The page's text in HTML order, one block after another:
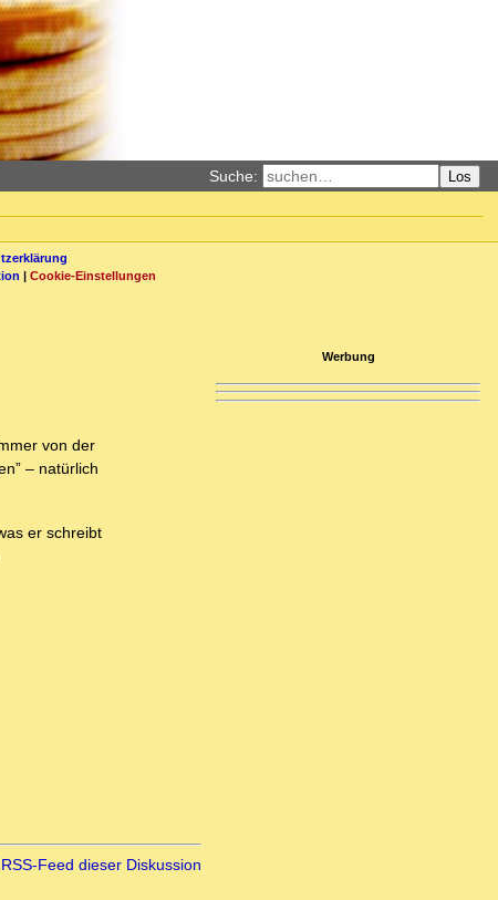
Suche: Los
| Cookie-Einstellungen
von der
– natürlich
er schreibt
RSS-Feed dieser Diskussion
Werbung